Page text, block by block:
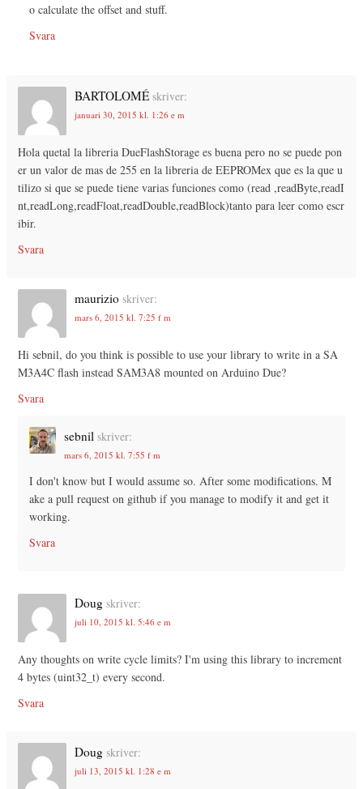
o calculate the offset and stuff.
Svara
BARTOLOMÉ skriver:
januari 30, 2015 kl. 1:26 e m
Hola quetal la libreria DueFlashStorage es buena pero no se puede pon
er un valor de mas de 255 en la libreria de EEPROMex que es la que u
tilizo si que se puede tiene varias funciones como (read ,readByte,readI
nt,readLong,readFloat,readDouble,readBlock)tanto para leer como escr
ibir.
Svara
maurizio skriver:
mars 6, 2015 kl. 7:25 f m
Hi sebnil, do you think is possible to use your library to write in a SA
M3A4C flash instead SAM3A8 mounted on Arduino Due?
Svara
sebnil skriver:
mars 6, 2015 kl. 7:55 f m
I don't know but I would assume so. After some modifications. M
ake a pull request on github if you manage to modify it and get it
working.
Svara
Doug skriver:
juli 10, 2015 kl. 5:46 e m
Any thoughts on write cycle limits? I'm using this library to increment
4 bytes (uint32_t) every second.
Svara
Doug skriver:
juli 13, 2015 kl. 1:28 e m